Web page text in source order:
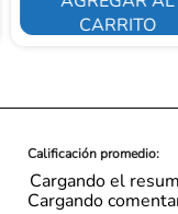
CARRITO
Cargando el
Cargando